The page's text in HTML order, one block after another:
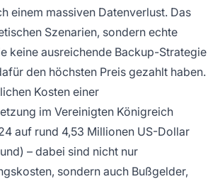
einem massiven Datenverlust. Das
Szenarien, sondern echte
keine ausreichende Backup-Strategie
den höchsten Preis gezahlt haben.
Kosten einer
im Vereinigten Königreich
auf rund 4,53 Millionen US-Dollar
– dabei sind nicht nur
sondern auch Bußgelder,